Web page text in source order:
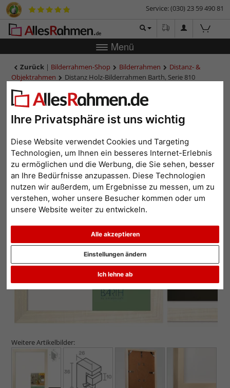
Ihre Privatsphäre ist uns wichtig
Diese Website verwendet Cookies und Targeting
Technologien, um Ihnen ein besseres Internet-Erlebnis
zu ermöglichen und die Werbung, die Sie sehen, besser
an Ihre Bedürfnisse anzupassen. Diese Technologien
nutzen wir außerdem, um Ergebnisse zu messen, um zu
verstehen, woher unsere Besucher kommen oder um
unsere Website weiter zu entwickeln.
Alle akzeptieren
Ich lehne ab
Einstellungen ändern
Service: (030) 23 59 490 81
Menü
Zurück | Bilderrahmen-Shop Bilderrahmen
Distanz- &
Objektrahmen
Distanz Holz-Bilderrahmen Barth, Serie 810
Distanz Holz-Bilderrahmen
Barth, Serie 810
Zurück
Weitere Artikelbilder: